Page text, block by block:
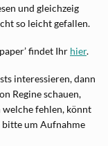
und gleichzeig
so leicht gefallen.
findet Ihr hier.
interessieren, dann
Regine schauen,
fehlen, könnt
bitte um Aufnahme